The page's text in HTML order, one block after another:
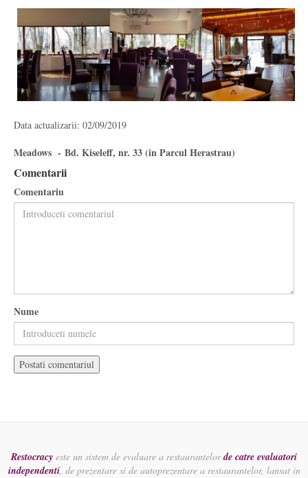
Data actualizarii: 02/09/2019
Meadows - Bd. Kiseleff, nr. 33 (in Parcul Herastrau)
Comentarii
Comentariu
Nume
Restocracy este un sistem de evaluare a restaurantelorde catre evaluatori
independenti, de prezentare si de autoprezentare a restaurantelor, lansat in